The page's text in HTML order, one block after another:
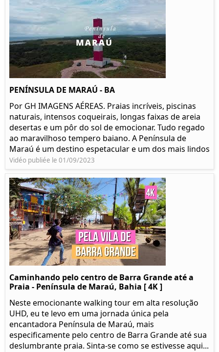
PENÍNSULA DE MARAÚ - BA
Por GH IMAGENS AÉREAS. Praias incríveis, piscinas
naturais, intensos coqueirais, longas faixas de areia
desertas e um pôr do sol de emocionar. Tudo regado
ao maravilhoso tempero baiano. A Península de
Maraú é um destino espetacular e um dos mais lindos
Vidéo publiée le 01/09/2023
Caminhando pelo centro de Barra Grande até a
Praia - Península de Maraú, Bahia [ 4K ]
Neste emocionante walking tour em alta resolução
UHD, eu te levo em uma jornada única pela
encantadora Península de Maraú, mais
especificamente pelo centro de Barra Grande até sua
deslumbrante praia. Sinta-se como se estivesse aqui...